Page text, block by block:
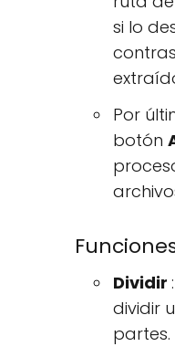
si lo
Por
botón
Dividir
dividir
partes.